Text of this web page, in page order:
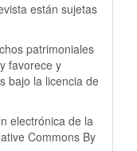
están sujetas
patrimoniales
favorece y
bajo la licencia de
electrónica de la
Commons By